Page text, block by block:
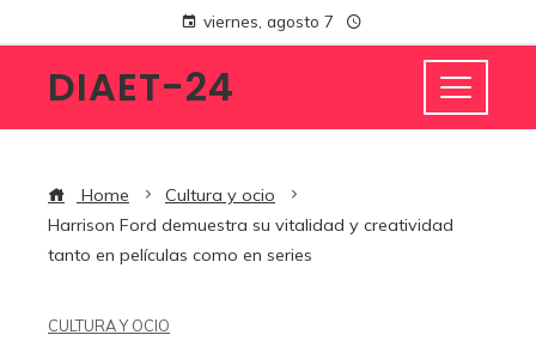
viernes, agosto 7
DIAET-24
Home
Cultura y ocio
Harrison Ford demuestra su vitalidad y creatividad
tanto en películas como en series
CULTURA Y OCIO